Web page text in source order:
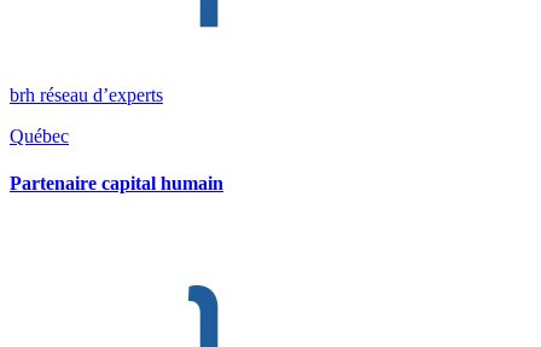
brh réseau d’experts
Québec
Partenaire capital humain